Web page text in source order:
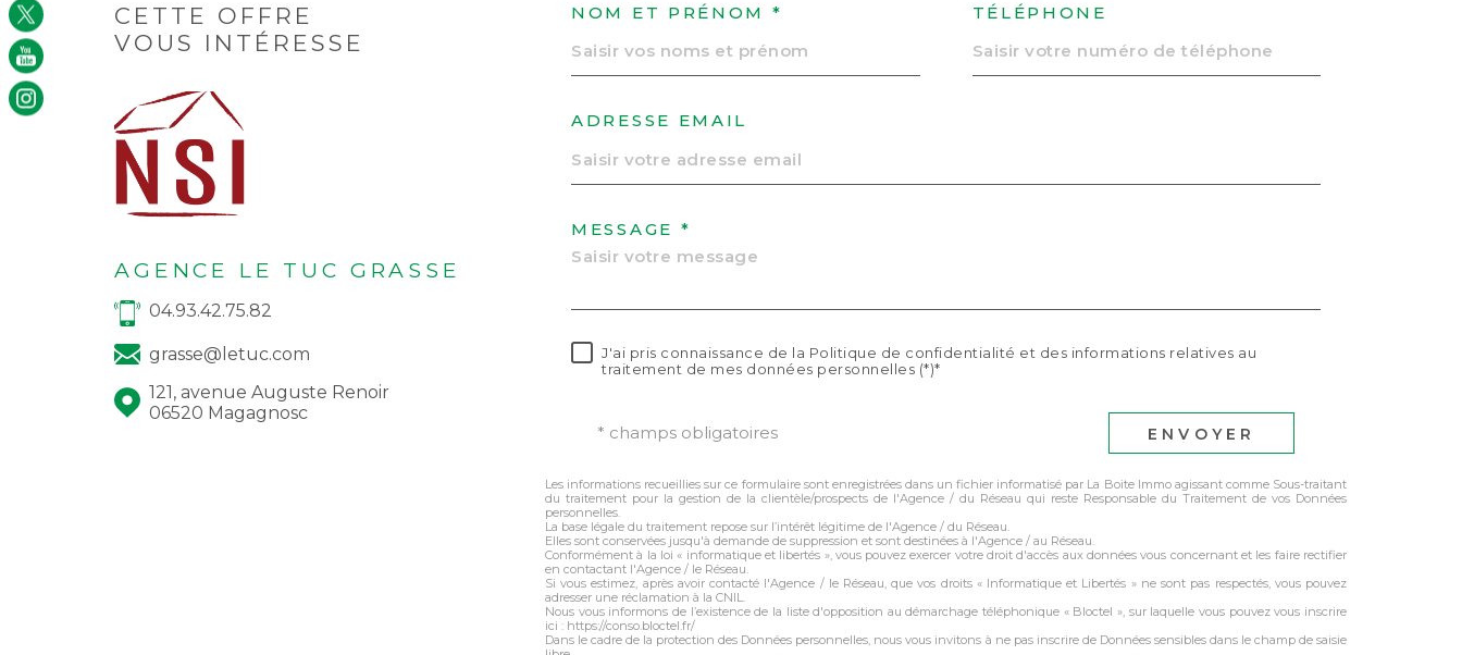
CETTE OFFRE
VOUS INTÉRESSE
AGENCE LE TUC GRASSE
04.93.42.75.82
grasse@letuc.com
121, avenue Auguste Renoir
06520 Magagnosc
NOM ET PRÉNOM * TÉLÉPHONE
ADRESSE EMAIL
MESSAGE *
J'ai pris connaissance de la Politique de confidentialité et des informations relatives au
traitement de mes données personnelles (*)*
* champs obligatoires ENVOYER
Les informations recueillies sur ce formulaire sont enregistrées dans un fichier informatisé par La Boite Immo agissant comme Sous-traitant
du traitement pour la gestion de la clientèle/prospects de l'Agence / du Réseau qui reste Responsable du Traitement de vos Données
personnelles.
La base légale du traitement repose sur l’intérêt légitime de l'Agence / du Réseau.
Elles sont conservées jusqu'à demande de suppression et sont destinées à l'Agence / au Réseau.
Conformément à la loi « informatique et libertés », vous pouvez exercer votre droit d'accès aux données vous concernant et les faire rectifier
en contactant l'Agence / le Réseau.
Si vous estimez, après avoir contacté l'Agence / le Réseau, que vos droits « Informatique et Libertés » ne sont pas respectés, vous pouvez
adresser une réclamation à la CNIL.
Nous vous informons de l’existence de la liste d'opposition au démarchage téléphonique « Bloctel », sur laquelle vous pouvez vous inscrire
ici : https://conso.bloctel.fr/
Dans le cadre de la protection des Données personnelles, nous vous invitons à ne pas inscrire de Données sensibles dans le champ de saisie